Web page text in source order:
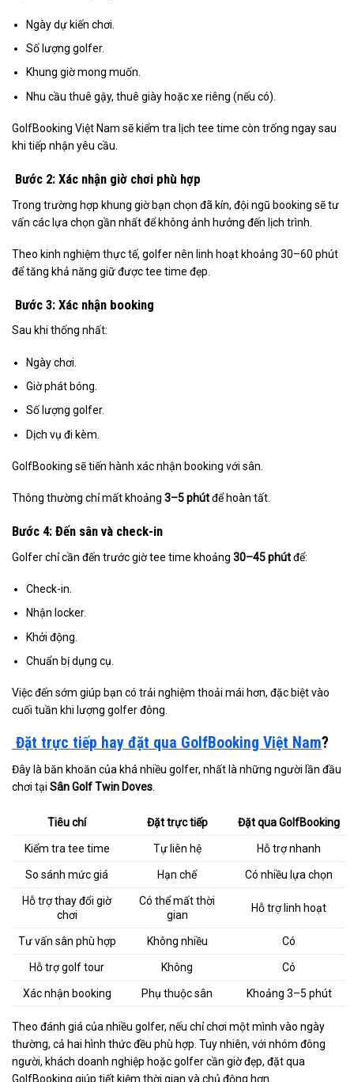
Ngày dự kiến chơi.
Số lượng golfer.
Khung giờ mong muốn.
Nhu cầu thuê gậy, thuê giày hoặc xe riêng (nếu có).
GolfBooking Việt Nam sẽ kiểm tra lịch tee time còn trống ngay sau
khi tiếp nhận yêu cầu.
Bước 2: Xác nhận giờ chơi phù hợp
Trong trường hợp khung giờ bạn chọn đã kín, đội ngũ booking sẽ tư
vấn các lựa chọn gần nhất để không ảnh hưởng đến lịch trình.
Theo kinh nghiệm thực tế, golfer nên linh hoạt khoảng 30–60 phút
để tăng khả năng giữ được tee time đẹp.
Bước 3: Xác nhận booking
Sau khi thống nhất:
Ngày chơi.
Giờ phát bóng.
Số lượng golfer.
Dịch vụ đi kèm.
GolfBooking sẽ tiến hành xác nhận booking với sân.
Thông thường chỉ mất khoảng 3–5 phútđể hoàn tất.
Bước 4: Đến sân và check-in
Golfer chỉ cần đến trước giờ tee time khoảng 30–45 phútđể:
Check-in.
Nhận locker.
Khởi động.
Chuẩn bị dụng cụ.
Việc đến sớm giúp bạn có trải nghiệm thoải mái hơn, đặc biệt vào
cuối tuần khi lượng golfer đông.
Đặt trực tiếp hay đặt qua GolfBooking Việt Nam?
Đây là băn khoăn của khá nhiều golfer, nhất là những người lần đầu
chơi tại Sân Golf Twin Doves.
Tiêu chí Đặt trực tiếp Đặt qua GolfBooking
Kiểm tra tee time Tự liên hệ Hỗ trợ nhanh
So sánh mức giá Hạn chế Có nhiều lựa chọn
Hỗ trợ thay đổi giờ
chơi
Có thể mất thời
gian
Hỗ trợ linh hoạt
Tư vấn sân phù hợp Không nhiều Có
Hỗ trợ golf tour Không Có
Xác nhận booking Phụ thuộc sân Khoảng 3–5 phút
Theo đánh giá của nhiều golfer, nếu chỉ chơi một mình vào ngày
thường, cả hai hình thức đều phù hợp. Tuy nhiên, với nhóm đông
người, khách doanh nghiệp hoặc golfer cần giờ đẹp, đặt qua
GolfBooking giúp tiết kiệm thời gian và chủ động hơn.